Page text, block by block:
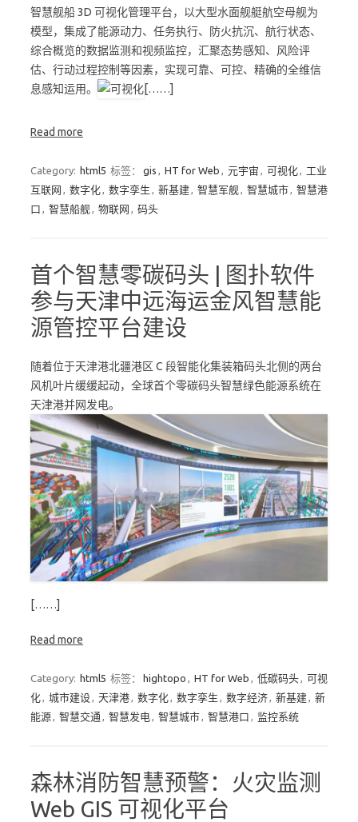
智慧舰船 3D 可视化管理平台，以大型水面舰艇航空母舰为
模型，集成了能源动力、任务执行、防火抗沉、航行状态、
综合概览的数据监测和视频监控，汇聚态势感知、风险评
估、行动过程控制等因素，实现可靠、可控、精确的全维信
息感知运用。
[……]
Read more
Category: html5 标签： gis HT for Web 元宇宙 可视化
工业
互联网
数字化 数字孪生 新基建 智慧军舰 智慧城市
智慧港
口
智慧船舰 物联网 码头
首个智慧零碳码头 | 图扑软件
参与天津中远海运金风智慧能
源管控平台建设
随着位于天津港北疆港区 C 段智能化集装箱码头北侧的两台
风机叶片缓缓起动，全球首个零碳码头智慧绿色能源系统在
天津港并网发电。
[……]
Read more
Category: html5 标签： hightopo , HT for Web , 低碳码头, 可视
化, 城市建设, 天津港, 数字化, 数字孪生 , 数字经济, 新基建, 新
能源, 智慧交通 , 智慧发电, 智慧城市, 智慧港口 , 监控系统
森林消防智慧预警：火灾监测
Web GIS 可视化平台